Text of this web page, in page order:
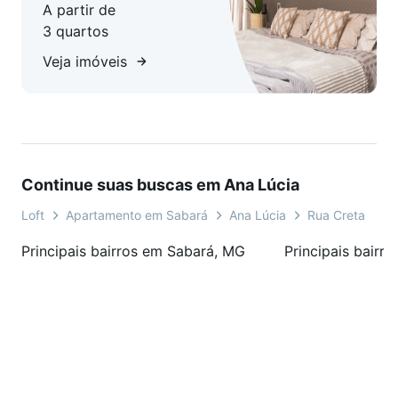
A partir de
3 quartos
Veja imóveis
Continue suas buscas em Ana Lúcia
Loft Apartamento em Sabará Ana Lúcia Rua Creta
Principais bairros em Sabará, MG Principais